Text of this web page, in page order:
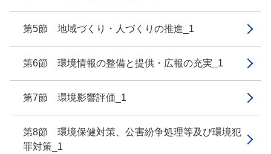
第5節 地域づくり・人づくりの推進_1
第6節 環境情報の整備と提供・広報の充実_1
第7節 環境影響評価_1
第8節 環境保健対策、公害紛争処理等及び環境犯
罪対策_1